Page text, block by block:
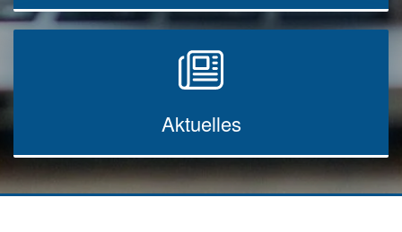
Aktuelles